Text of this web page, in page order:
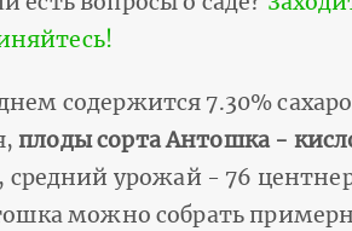
содержится 7.30%
плоды сорта Антошка -
урожай - 76
можно собрать